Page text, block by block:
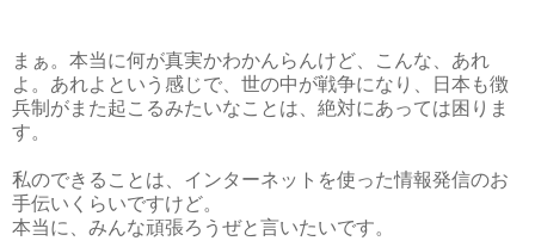
まぁ。本当に何が真実かわかんらんけど、こんな、あれ
よ。あれよという感じで、世の中が戦争になり、日本も徴
兵制がまた起こるみたいなことは、絶対にあっては困りま
す。
私のできることは、インターネットを使った情報発信のお
手伝いくらいですけど。
本当に、みんな頑張ろうぜと言いたいです。